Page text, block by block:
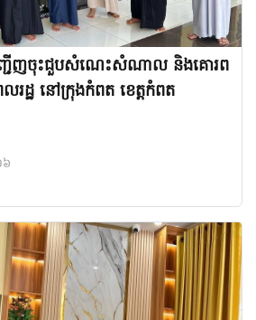
ជើញចុះជួបសំណេះសំណាល និងគោរព
លរដ្ឋ​ នៅក្រុងកំពត​ ខេត្ត​កំពត​
៦